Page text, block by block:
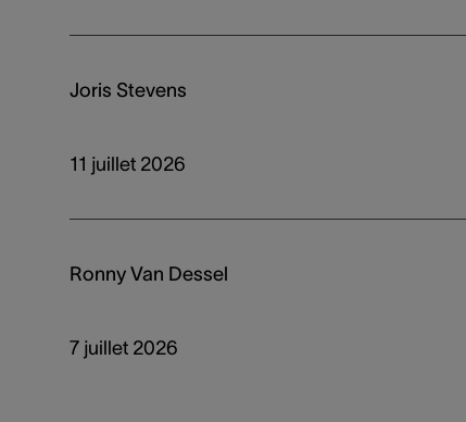
Joris Stevens
11 juillet 2026
Ronny Van Dessel
7 juillet 2026